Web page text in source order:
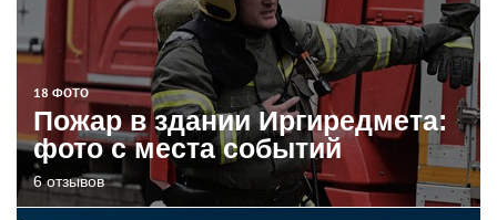
18 ФОТО
Пожар в здании Иргиредмета:
фото с места событий
6 отзывов